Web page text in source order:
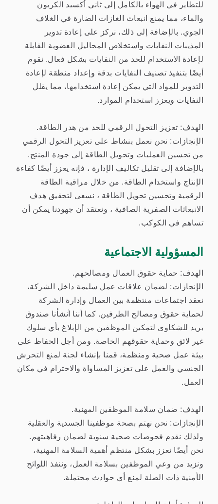
للتطاير في الهواء بالكامل إلى ثاني أكسيد الكربون
والماء، مما يمنع انبعاث الغازات الضارة في الغلاف
الجوي. بالإضافة إلى ذلك، نركز على إعادة تدوير
المذيبات النفايات واستخلاص المحاليل العضوية القابلة
لإعادة الاستخدام للحد من النفايات بشكل فعال. نقوم
أيضًا بتنفيذ تصنيف النفايات بدقة وإعداد منطقة لإعادة
التدوير للمواد التي يمكن إعادة استخدامها، مما يقلل
النفايات ويعزز استخدام الموارد.
الهدف: تعزيز التحول الرقمي للحد من هدر الطاقة.
الإنجازات: نحن نعمل بنشاط على تعزيز التحول الرقمي
من تحسين العمليات وتحويل الطاقة إلى جودة المنتج.
بالإضافة إلى تقليل تكاليف الإدارة ، فإنه يعزز أيضًا كفاءة
الإنتاج واستخدام الطاقة. من خلال مراقبة الطاقة
الرقمية وتحسين تحويل الطاقة ، نسعى لتحقيق هدف
الانبعاثات الصفرية الصافية ، ونعتقد أن جهودنا يمكن أن
تساهم في الكوكب.
المسؤولية الاجتماعية
الهدف: حماية حقوق العمال ومصالحهم.
الإنجازات: لضمان علاقات عمل سليمة داخل الشركة،
نعقد اجتماعات منتظمة بين العمال وإدارة الشركة
لحماية حقوق ومصالح الطرفين. كما أننا أنشأنا صندوق
بريد للشكاوى لتمكين الموظفين من الإبلاغ بأي سلوك
غير لائق وحماية حقوقهم الخاصة. ومن أجل الحفاظ على
بيئة عمل صحية ومنظمة، قمنا بإنشاء لجنة لمنع التحرش
الجنسي والعمل على تعزيز المساواة والاحترام في مكان
العمل.
الهدف: ضمان سلامة الموظفين المهنية.
الإنجازات: نحن نهتم بصحة موظفينا الجسدية والعقلية
ولذلك نقدم فحوصات صحية سنوية لضمان رفاهيتهم.
نحن أيضًا نعزز بشكل منتظم أهمية السلامة المهنية،
ونزيد من وعي الموظفين بسلامة العمل، وننفذ اللوائح
الأمنية ذات الصلة لمنع أي حوادث محتملة.